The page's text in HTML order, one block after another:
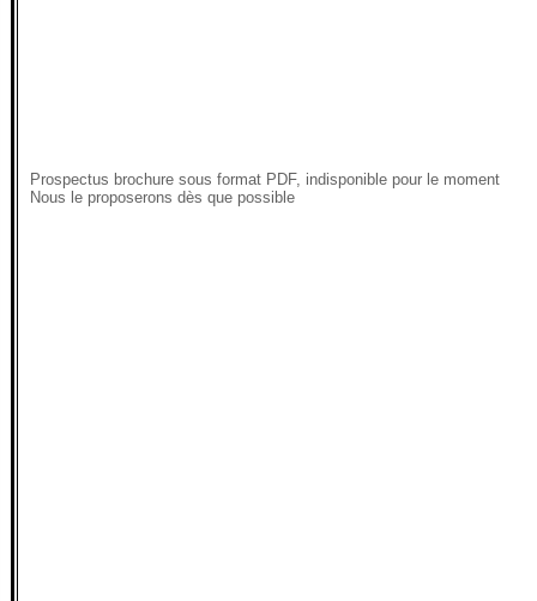
Prospectus brochure sous format PDF, indisponible pour le moment
Nous le proposerons dès que possible